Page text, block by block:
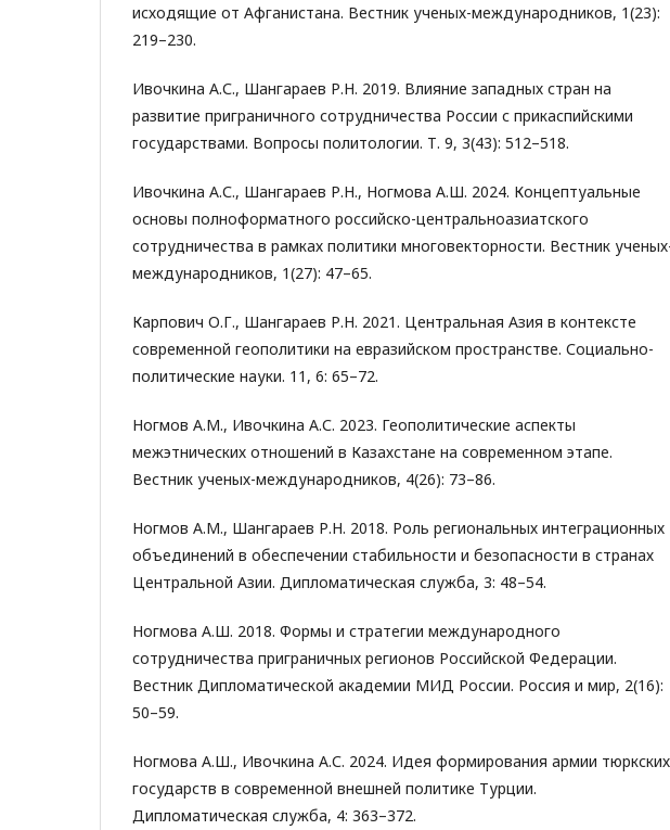
исходящие от Афганистана. Вестник ученых-международников, 1(23):
219–230.
Ивочкина А.С., Шангараев Р.Н. 2019. Влияние западных стран на
развитие приграничного сотрудничества России с прикаспийскими
государствами. Вопросы политологии. Т. 9, 3(43): 512–518.
Ивочкина А.С., Шангараев Р.Н., Ногмова А.Ш. 2024. Концептуальные
основы полноформатного российско-центральноазиатского
сотрудничества в рамках политики многовекторности. Вестник
международников, 1(27): 47–65.
Карпович О.Г., Шангараев Р.Н. 2021. Центральная Азия в контексте
современной геополитики на евразийском пространстве. Социально-
политические науки. 11, 6: 65–72.
Ногмов А.М., Ивочкина А.С. 2023. Геополитические аспекты
межэтнических отношений в Казахстане на современном этапе.
Вестник ученых-международников, 4(26): 73–86.
Ногмов А.М., Шангараев Р.Н. 2018. Роль региональных интеграционных
объединений в обеспечении стабильности и безопасности в странах
Центральной Азии. Дипломатическая служба, 3: 48–54.
Ногмова А.Ш. 2018. Формы и стратегии международного
сотрудничества приграничных регионов Российской Федерации.
Вестник Дипломатической академии МИД России. Россия и мир, 2(16):
50–59.
Ногмова А.Ш., Ивочкина А.С. 2024. Идея формирования армии тюркских
государств в современной внешней политике Турции.
Дипломатическая служба, 4: 363–372.